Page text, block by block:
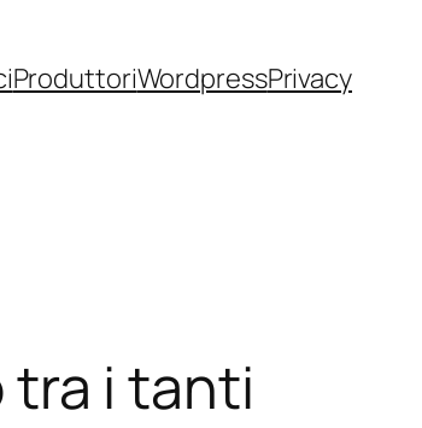
ProduttoriWordpressPrivacy
tra i tanti